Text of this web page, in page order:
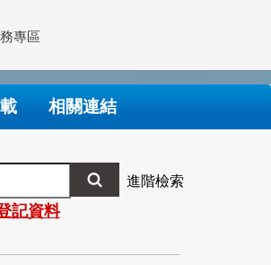
專區
相關連結
進階檢索
記資料